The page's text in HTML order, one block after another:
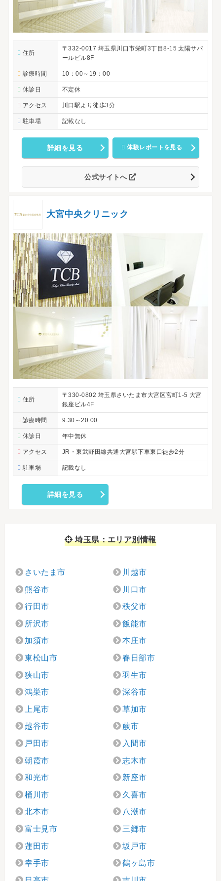
住所
〒332-0017 埼玉県川口市栄町3丁目8-15 太陽サパ
ールビル8F
診療時間 10：00～19：00
休診日 不定休
アクセス 川口駅より徒歩3分
駐車場 記載なし
詳細を見る 体験レポートを見る
公式サイトへ
大宮中央クリニック
住所
〒330-0802 埼玉県さいたま市大宮区宮町1-5 大宮
銀座ビル4F
診療時間 9:30～20:00
休診日 年中無休
アクセス JR・東武野田線共通大宮駅下車東口徒歩2分
駐車場 記載なし
詳細を見る
埼玉県：エリア別情報
さいたま市 川越市
熊谷市 川口市
行田市 秩父市
所沢市 飯能市
加須市 本庄市
東松山市 春日部市
狭山市 羽生市
鴻巣市 深谷市
上尾市 草加市
越谷市 蕨市
戸田市 入間市
朝霞市 志木市
和光市 新座市
桶川市 久喜市
北本市 八潮市
富士見市 三郷市
蓮田市 坂戸市
幸手市 鶴ヶ島市